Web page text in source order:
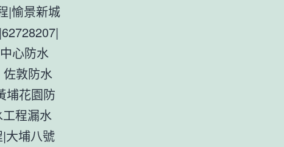
|愉景新城
心防水
敦防水
埔花園防
程漏水
大埔八號